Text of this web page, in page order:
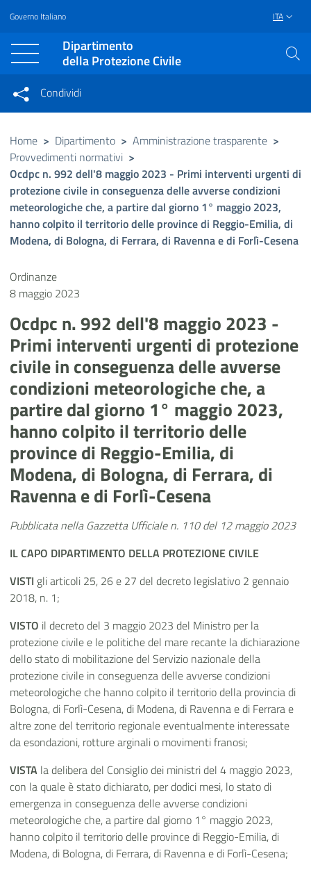
Vai al contenuto principale
Raggiungi il piè di pagina
Governo Italiano ITA
Dipartimento
della Protezione Civile
Condividi su Facebook
Condividi su Twitter
Condividi su LinkedIn
Condividi
Condividi sui social network
Home > Dipartimento > Amministrazione trasparente >
Provvedimenti normativi >
Ocdpc n. 992 dell'8 maggio 2023 - Primi interventi urgenti di
protezione civile in conseguenza delle avverse condizioni
meteorologiche che, a partire dal giorno 1° maggio 2023,
hanno colpito il territorio delle province di Reggio-Emilia, di
Modena, di Bologna, di Ferrara, di Ravenna e di Forlì-Cesena
Ordinanze
8 maggio 2023
Ocdpc n. 992 dell'8 maggio 2023 -
Primi interventi urgenti di protezione
civile in conseguenza delle avverse
condizioni meteorologiche che, a
partire dal giorno 1° maggio 2023,
hanno colpito il territorio delle
province di Reggio-Emilia, di
Modena, di Bologna, di Ferrara, di
Ravenna e di Forlì-Cesena
Pubblicata nella Gazzetta Ufficiale n. 110 del 12 maggio 2023
IL CAPO DIPARTIMENTO DELLA PROTEZIONE CIVILE
VISTI gli articoli 25, 26 e 27 del decreto legislativo 2 gennaio
2018, n. 1;
VISTO il decreto del 3 maggio 2023 del Ministro per la
protezione civile e le politiche del mare recante la dichiarazione
dello stato di mobilitazione del Servizio nazionale della
protezione civile in conseguenza delle avverse condizioni
meteorologiche che hanno colpito il territorio della provincia di
Bologna, di Forlì-Cesena, di Modena, di Ravenna e di Ferrara e
altre zone del territorio regionale eventualmente interessate
da esondazioni, rotture arginali o movimenti franosi;
VISTA la delibera del Consiglio dei ministri del 4 maggio 2023,
con la quale è stato dichiarato, per dodici mesi, lo stato di
emergenza in conseguenza delle avverse condizioni
meteorologiche che, a partire dal giorno 1° maggio 2023,
hanno colpito il territorio delle province di Reggio-Emilia, di
Modena, di Bologna, di Ferrara, di Ravenna e di Forlì-Cesena;